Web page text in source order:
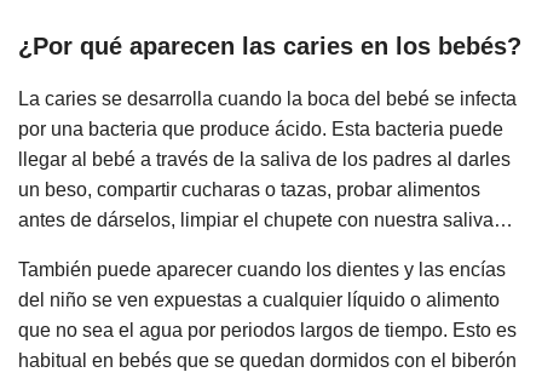
¿Por qué aparecen las caries en los bebés?
La caries se desarrolla cuando la boca del bebé se infecta
por una bacteria que produce ácido. Esta bacteria puede
llegar al bebé a través de la saliva de los padres al darles
un beso, compartir cucharas o tazas, probar alimentos
antes de dárselos, limpiar el chupete con nuestra saliva…
También puede aparecer cuando los dientes y las encías
del niño se ven expuestas a cualquier líquido o alimento
que no sea el agua por periodos largos de tiempo. Esto es
habitual en bebés que se quedan dormidos con el biberón